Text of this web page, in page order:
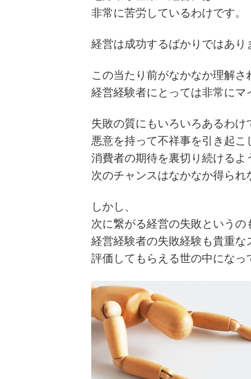
非常に苦労しているわけです。
経営は成功するばかりではあり
この当たり前がなかなか理解さ
経営経験者にとっては非常にマ
失敗の質にもいろいろあるわけ
悪意を持って不祥事を引き起こ
消費者の期待を裏切り続けるよ
次のチャンスはなかなか得られ
しかし、
次に繋がる経営の失敗というの
経営経験者の失敗経験も貴重な
評価してもらえる世の中になっ